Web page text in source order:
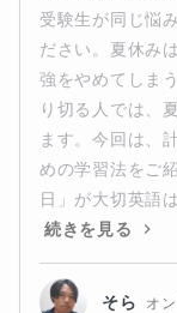
受験生が同じ悩
ださい。夏休み
強をやめてしま
り切る人では、
ます。今回は、
めの学習法をご
日」が大切英語
続きを見る
そら オ